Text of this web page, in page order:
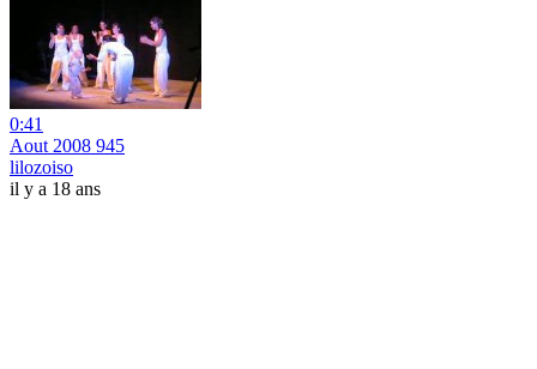
0:41
Aout 2008 945
lilozoiso
il y a 18 ans